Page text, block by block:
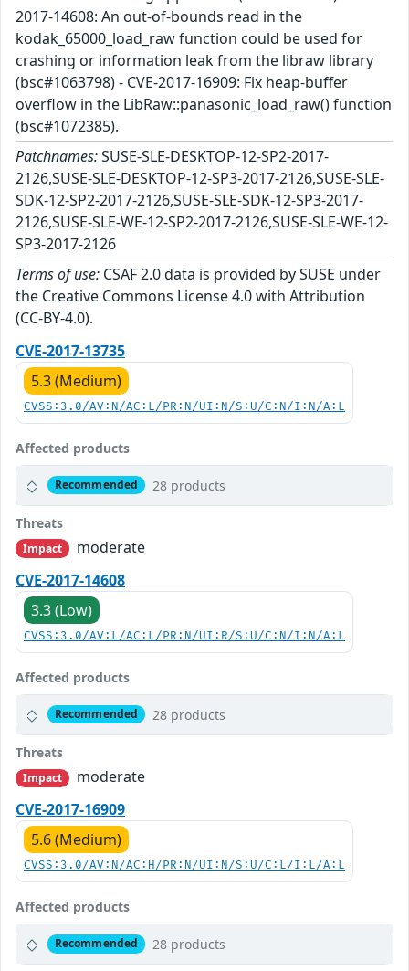
2017-14608: An out-of-bounds read in the
kodak_65000_load_raw function could be used for
crashing or information leak from the libraw library
(bsc#1063798) - CVE-2017-16909: Fix heap-buffer
overflow in the LibRaw::panasonic_load_raw() function
(bsc#1072385).
Patchnames:SUSE-SLE-DESKTOP-12-SP2-2017-
2126,SUSE-SLE-DESKTOP-12-SP3-2017-2126,SUSE-SLE-
SDK-12-SP2-2017-2126,SUSE-SLE-SDK-12-SP3-2017-
2126,SUSE-SLE-WE-12-SP2-2017-2126,SUSE-SLE-WE-12-
SP3-2017-2126
Terms of use: CSAF 2.0 data is provided by SUSE under
the Creative Commons License 4.0 with Attribution
(CC-BY-4.0).
CVE-2017-13735
5.3 (Medium)
CVSS:3.0/AV:N/AC:L/PR:N/UI:N/S:U/C:N/I:N/A:L
Affected products
Recommended 28 products
Threats
Impact
moderate
CVE-2017-14608
3.3 (Low)
CVSS:3.0/AV:L/AC:L/PR:N/UI:R/S:U/C:N/I:N/A:L
Affected products
Recommended 28 products
Threats
Impact
moderate
CVE-2017-16909
5.6 (Medium)
CVSS:3.0/AV:N/AC:H/PR:N/UI:N/S:U/C:L/I:L/A:L
Affected products
Recommended 28 products